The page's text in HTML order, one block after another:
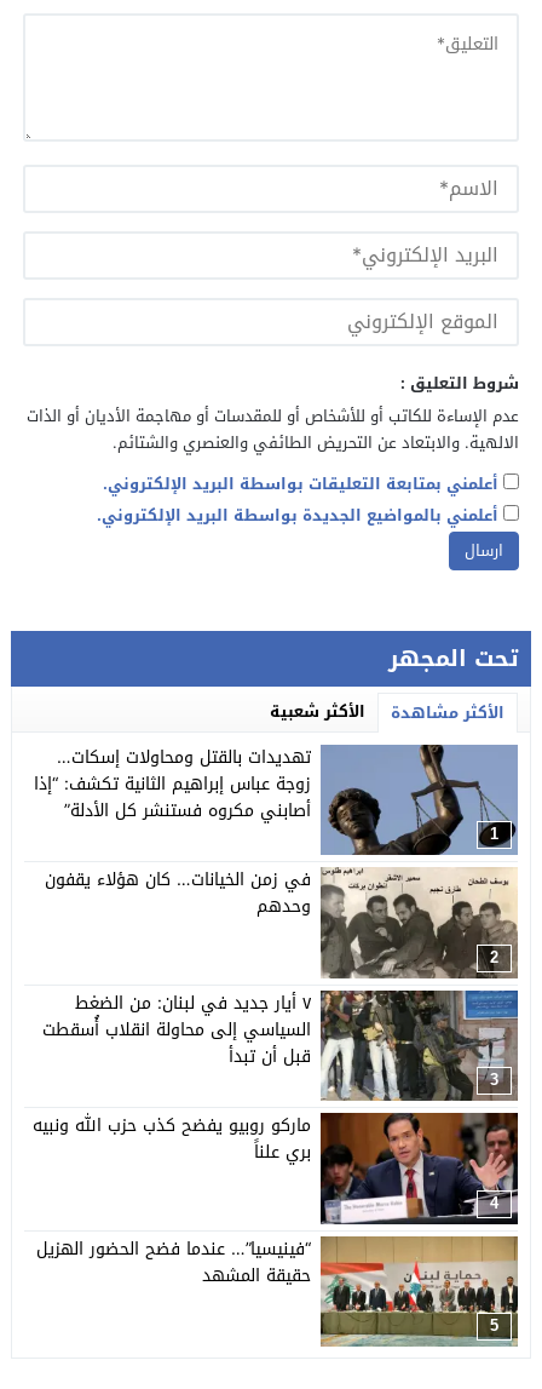
شروط التعليق :
عدم الإساءة للكاتب أو للأشخاص أو للمقدسات أو مهاجمة الأديان أو الذات
الالهية. والابتعاد عن التحريض الطائفي والعنصري والشتائم.
أعلمني بمتابعة التعليقات بواسطة البريد الإلكتروني.
أعلمني بالمواضيع الجديدة بواسطة البريد الإلكتروني.
تحت المجهر
الأكثر مشاهدة الأكثر شعبية
1
تهديدات بالقتل ومحاولات إسكات…
زوجة عباس إبراهيم الثانية تكشف: “إذا
أصابني مكروه فستنشر كل الأدلة”
2
في زمن الخيانات… كان هؤلاء يقفون
وحدهم
3
٧ أيار جديد في لبنان: من الضغط
السياسي إلى محاولة انقلاب أُسقطت
قبل أن تبدأ
4
ماركو روبيو يفضح كذب حزب الله ونبيه
بري علناً
5
“فينيسيا”… عندما فضح الحضور الهزيل
حقيقة المشهد